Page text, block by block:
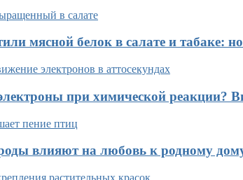
мясной белок в салате и табаке:
при химической реакции?
влияют на любовь к родному